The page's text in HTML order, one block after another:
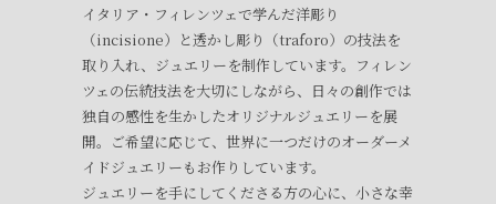
イタリア・フィレンツェで学んだ洋彫り
（incisione）と透かし彫り（traforo）の技法を
取り入れ、ジュエリーを制作しています。フィレン
ツェの伝統技法を大切にしながら、日々の創作では
独自の感性を生かしたオリジナルジュエリーを展
開。ご希望に応じて、世界に一つだけのオーダーメ
イドジュエリーもお作りしています。
ジュエリーを手にしてくださる方の心に、小さな幸